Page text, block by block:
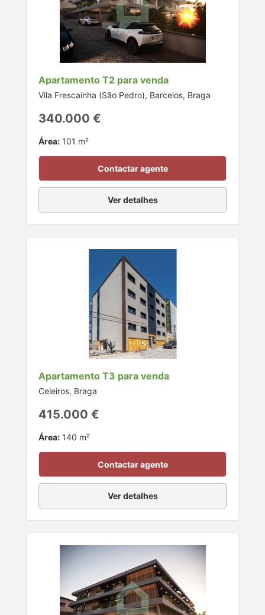
Apartamento T2 para venda
Vila Frescainha (São Pedro), Barcelos, Braga
340.000 €
Área: 101 m²
Contactar agente
Ver detalhes
Apartamento T3 para venda
Celeiros, Braga
415.000 €
Área: 140 m²
Contactar agente
Ver detalhes